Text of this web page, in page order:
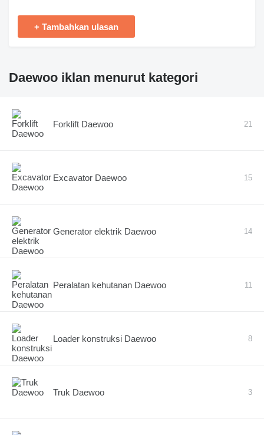
+ Tambahkan ulasan
Daewoo iklan menurut kategori
Forklift Daewoo 21
Excavator Daewoo 15
Generator elektrik Daewoo 14
Peralatan kehutanan Daewoo 11
Loader konstruksi Daewoo 8
Truk Daewoo 3